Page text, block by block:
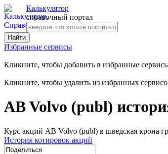
Калькулятор
справочный портал
Избранные сервисы
Кликните, чтобы добавить в избранные
Кликните, чтобы удалить из избранных
AB Volvo (publ)
Курс акций AB Volvo (publ) в шведская крона
История котировок акций